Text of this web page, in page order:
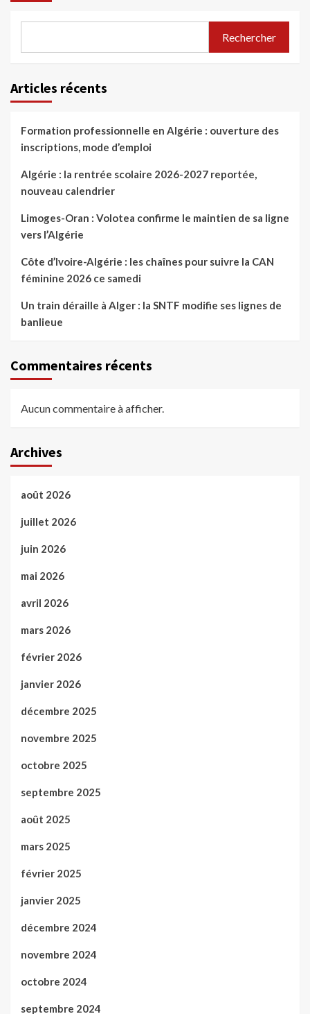
Rechercher
Articles récents
Formation professionnelle en Algérie : ouverture des
inscriptions, mode d’emploi
Algérie : la rentrée scolaire 2026-2027 reportée,
nouveau calendrier
Limoges-Oran : Volotea confirme le maintien de sa ligne
vers l’Algérie
Côte d’Ivoire-Algérie : les chaînes pour suivre la CAN
féminine 2026 ce samedi
Un train déraille à Alger : la SNTF modifie ses lignes de
banlieue
Commentaires récents
Aucun commentaire à afficher.
Archives
août 2026
juillet 2026
juin 2026
mai 2026
avril 2026
mars 2026
février 2026
janvier 2026
décembre 2025
novembre 2025
octobre 2025
septembre 2025
août 2025
mars 2025
février 2025
janvier 2025
décembre 2024
novembre 2024
octobre 2024
septembre 2024